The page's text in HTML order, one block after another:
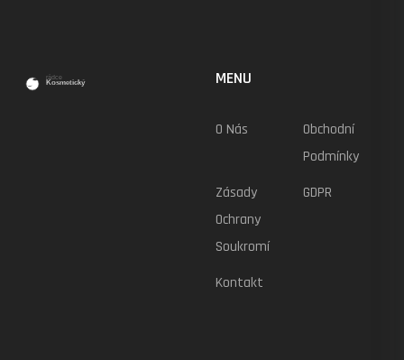
MENU
O Nás
Obchodní
Podmínky
Zásady
Ochrany
Soukromí
GDPR
Kontakt